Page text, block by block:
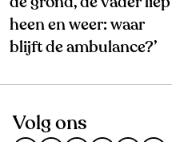
heen en weer: waar
blijft de ambulance?’
Volg ons